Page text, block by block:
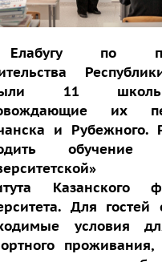
по
11
их
и Рубежного.
Казанского
Для гостей
условия
проживания,